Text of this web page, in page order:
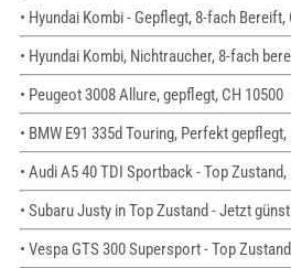
• Hyundai Kombi - Gepflegt, 8-fach Bereift,
• Hyundai Kombi, Nichtraucher, 8-fach
• Peugeot 3008 Allure, gepflegt, CH 10500
• BMW E91 335d Touring, Perfekt gepflegt,
• Audi A5 40 TDI Sportback - Top Zustand,
• Subaru Justy in Top Zustand - Jetzt
• Vespa GTS 300 Supersport - Top